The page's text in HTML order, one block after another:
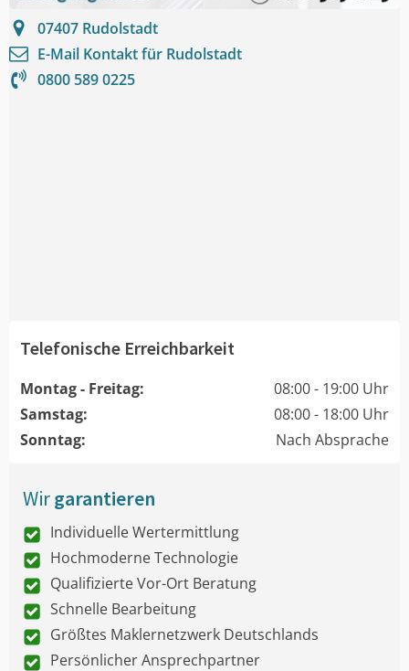
07407 Rudolstadt
E-Mail Kontakt für Rudolstadt
0800 589 0225
Telefonische Erreichbarkeit
Montag - Freitag:
08:00 - 19:00 Uhr
Samstag:
08:00 - 18:00 Uhr
Sonntag:
Nach Absprache
Wirgarantieren
Individuelle Wertermittlung
Hochmoderne Technologie
Qualifizierte Vor-Ort Beratung
Schnelle Bearbeitung
Größtes Maklernetzwerk Deutschlands
Persönlicher Ansprechpartner